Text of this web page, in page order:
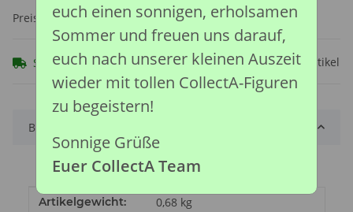
Preise nach Anmeldung sichtbar
Sofort verfügbar Frage zum Artikel
Beschreibung
Produkteigenschaft
Wert
Artikelgewicht: 0,68 kg
euch einen sonnigen, erholsamen
Sommer und freuen uns darauf,
euch nach unserer kleinen Auszeit
wieder mit tollen CollectA-Figuren
zu begeistern!
Sonnige Grüße
Euer CollectA Team